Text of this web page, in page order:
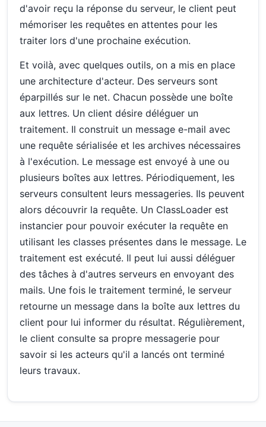
d'avoir reçu la réponse du serveur, le client peut
mémoriser les requêtes en attentes pour les
traiter lors d'une prochaine exécution.
Et voilà, avec quelques outils, on a mis en place
une architecture d'acteur. Des serveurs sont
éparpillés sur le net. Chacun possède une boîte
aux lettres. Un client désire déléguer un
traitement. Il construit un message e-mail avec
une requête sérialisée et les archives nécessaires
à l'exécution. Le message est envoyé à une ou
plusieurs boîtes aux lettres. Périodiquement, les
serveurs consultent leurs messageries. Ils peuvent
alors découvrir la requête. Un ClassLoader est
instancier pour pouvoir exécuter la requête en
utilisant les classes présentes dans le message. Le
traitement est exécuté. Il peut lui aussi déléguer
des tâches à d'autres serveurs en envoyant des
mails. Une fois le traitement terminé, le serveur
retourne un message dans la boîte aux lettres du
client pour lui informer du résultat. Régulièrement,
le client consulte sa propre messagerie pour
savoir si les acteurs qu'il a lancés ont terminé
leurs travaux.